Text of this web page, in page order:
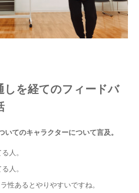
を経てのフィードバ
いてのキャラクターについて言及。
人。
人。
性あるとやりやすいですね。